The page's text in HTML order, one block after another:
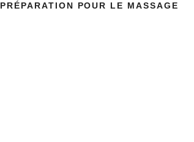
PRÉPARATION POUR LE MASSAGE